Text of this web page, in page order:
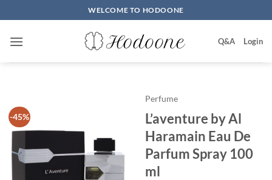
to
content
WELCOME TO HODOONE
Q&A Login
-45%
Perfume
L’aventure by Al
Haramain Eau De
Parfum Spray 100
ml